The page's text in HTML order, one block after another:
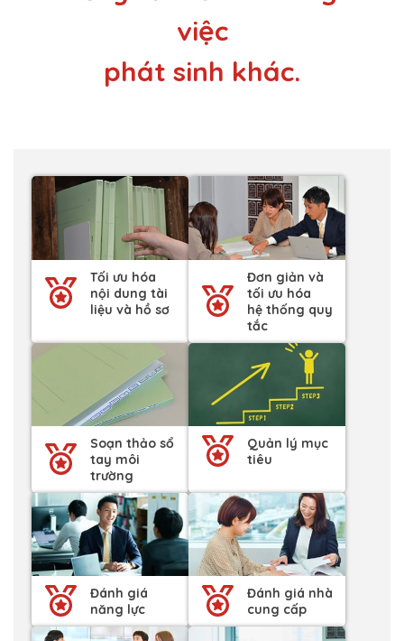
việc
phát sinh khác.
Tối ưu hóa
nội dung tài
liệu và hồ sơ
Đơn giản và
tối ưu hóa
hệ thống quy
tắc
Soạn thảo sổ
tay môi
trường
Quản lý mục
tiêu
Đánh giá
năng lực
Đánh giá nhà
cung cấp